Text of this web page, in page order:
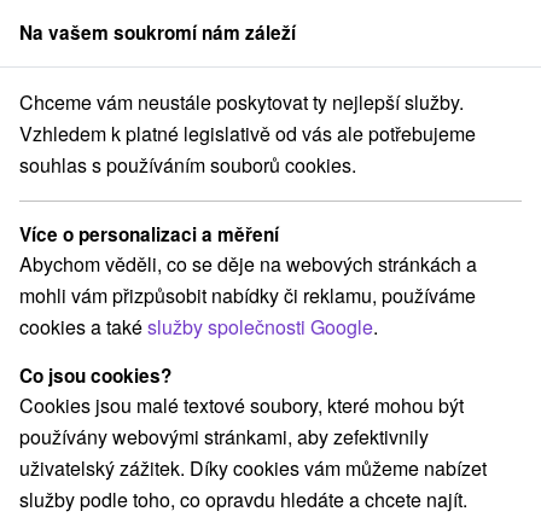
člen skupinySorger
Slovensko Žilinský kraj Zákopčie Hotel SEVERKA Zákopčie
Hotel SEVERKA Zákopčie
Zákopčie
Rezervovat přes booking
REZERVACE A VÝBĚR POBYTU
Kontaktujte přímo ubytovatele.
Navigovat do místa
Na vašem soukromí nám záleží
Chceme vám neustále poskytovat ty nejlepší služby.
Vzhledem k platné legislativě od vás ale potřebujeme
souhlas s používáním souborů cookies.
Více o personalizaci a měření
Abychom věděli, co se děje na webových stránkách a
mohli vám přizpůsobit nabídky či reklamu, používáme
cookies a takéslužby společnosti Google.
Co jsou cookies?
Cookies jsou malé textové soubory, které mohou být
používány webovými stránkami, aby zefektivnily
uživatelský zážitek. Díky cookies vám můžeme nabízet
služby podle toho, co opravdu hledáte a chcete najít.